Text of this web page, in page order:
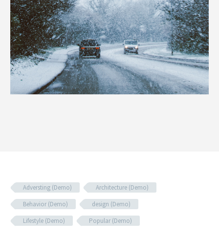
Adversting (Demo)
Architecture (Demo)
Behavior (Demo)
design (Demo)
Lifestyle (Demo)
Popular (Demo)